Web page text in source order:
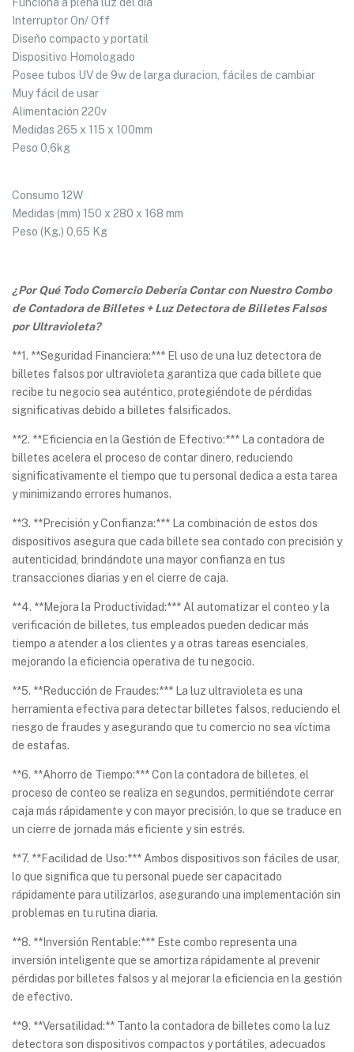
Funciona a plena luz del dia
Interruptor On/ Off
Diseño compacto y portatil
Dispositivo Homologado
Posee tubos UV de 9w de larga duracion, fáciles de cambiar
Muy fácil de usar
Alimentación 220v
Medidas 265 x 115 x 100mm
Peso 0,6kg
Consumo 12W
Medidas (mm) 150 x 280 x 168 mm
Peso (Kg.) 0,65 Kg
¿Por Qué Todo Comercio Debería Contar con Nuestro Combo
de Contadora de Billetes + Luz Detectora de Billetes Falsos
por Ultravioleta?
**1. **Seguridad Financiera:*** El uso de una luz detectora de
billetes falsos por ultravioleta garantiza que cada billete que
recibe tu negocio sea auténtico, protegiéndote de pérdidas
significativas debido a billetes falsificados.
**2. **Eficiencia en la Gestión de Efectivo:*** La contadora de
billetes acelera el proceso de contar dinero, reduciendo
significativamente el tiempo que tu personal dedica a esta tarea
y minimizando errores humanos.
**3. **Precisión y Confianza:*** La combinación de estos dos
dispositivos asegura que cada billete sea contado con precisión y
autenticidad, brindándote una mayor confianza en tus
transacciones diarias y en el cierre de caja.
**4. **Mejora la Productividad:*** Al automatizar el conteo y la
verificación de billetes, tus empleados pueden dedicar más
tiempo a atender a los clientes y a otras tareas esenciales,
mejorando la eficiencia operativa de tu negocio.
**5. **Reducción de Fraudes:*** La luz ultravioleta es una
herramienta efectiva para detectar billetes falsos, reduciendo el
riesgo de fraudes y asegurando que tu comercio no sea víctima
de estafas.
**6. **Ahorro de Tiempo:*** Con la contadora de billetes, el
proceso de conteo se realiza en segundos, permitiéndote cerrar
caja más rápidamente y con mayor precisión, lo que se traduce en
un cierre de jornada más eficiente y sin estrés.
**7. **Facilidad de Uso:*** Ambos dispositivos son fáciles de usar,
lo que significa que tu personal puede ser capacitado
rápidamente para utilizarlos, asegurando una implementación sin
problemas en tu rutina diaria.
**8. **Inversión Rentable:*** Este combo representa una
inversión inteligente que se amortiza rápidamente al prevenir
pérdidas por billetes falsos y al mejorar la eficiencia en la gestión
de efectivo.
**9. **Versatilidad:** Tanto la contadora de billetes como la luz
detectora son dispositivos compactos y portátiles, adecuados